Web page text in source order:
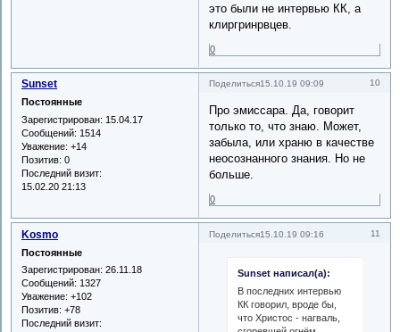
это были не интервью КК, а
клиргринрвцев.
0
Поделиться 10
15.10.19 09:09
Sunset
Постоянные
Зарегистрирован: 15.04.17
Сообщений: 1514
Уважение: +14
Позитив: 0
Последний визит:
15.02.20 21:13
Про эмиссара. Да, говорит
только то, что знаю. Может,
забыла, или храню в качестве
неосознанного знания. Но не
больше.
0
Поделиться 11
15.10.19 09:16
Kosmo
Постоянные
Зарегистрирован: 26.11.18
Сообщений: 1327
Уважение: +102
Позитив: +78
Последний визит:
Sunset написал(а):
В последних интервью
КК говорил, вроде бы,
что Христос - нагваль,